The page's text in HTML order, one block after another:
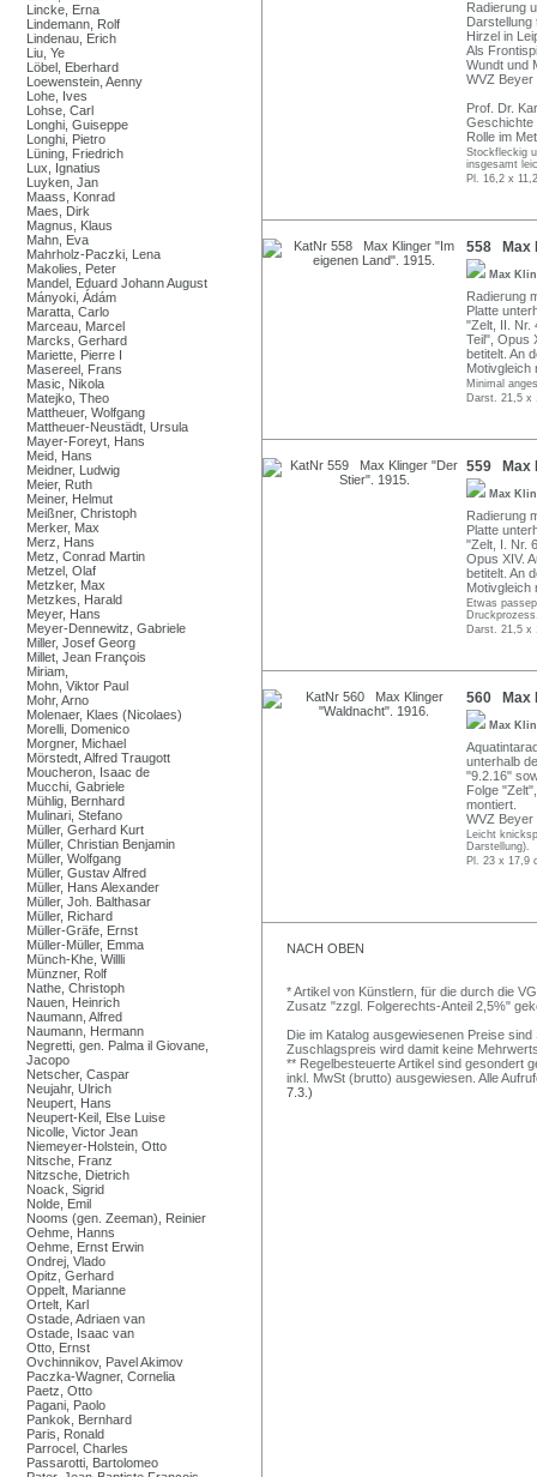
Lincke, Erna
Lindemann, Rolf
Lindenau, Erich
Liu, Ye
Löbel, Eberhard
Loewenstein, Aenny
Lohe, Ives
Lohse, Carl
Longhi, Guiseppe
Longhi, Pietro
Lüning, Friedrich
Lux, Ignatius
Luyken, Jan
Maass, Konrad
Maes, Dirk
Magnus, Klaus
Mahn, Eva
Mahrholz-Paczki, Lena
Makolies, Peter
Mandel, Eduard Johann August
Mányoki, Ádám
Maratta, Carlo
Marceau, Marcel
Marcks, Gerhard
Mariette, Pierre I
Masereel, Frans
Masic, Nikola
Matejko, Theo
Mattheuer, Wolfgang
Mattheuer-Neustädt, Ursula
Mayer-Foreyt, Hans
Meid, Hans
Meidner, Ludwig
Meier, Ruth
Meiner, Helmut
Meißner, Christoph
Merker, Max
Merz, Hans
Metz, Conrad Martin
Metzel, Olaf
Metzker, Max
Metzkes, Harald
Meyer, Hans
Meyer-Dennewitz, Gabriele
Miller, Josef Georg
Millet, Jean François
Miriam,
Mohn, Viktor Paul
Mohr, Arno
Molenaer, Klaes (Nicolaes)
Morelli, Domenico
Morgner, Michael
Mörstedt, Alfred Traugott
Moucheron, Isaac de
Mucchi, Gabriele
Mühlig, Bernhard
Mulinari, Stefano
Müller, Gerhard Kurt
Müller, Christian Benjamin
Müller, Wolfgang
Müller, Gustav Alfred
Müller, Hans Alexander
Müller, Joh. Balthasar
Müller, Richard
Müller-Gräfe, Ernst
Müller-Müller, Emma
Münch-Khe, Willli
Münzner, Rolf
Nathe, Christoph
Nauen, Heinrich
Naumann, Alfred
Naumann, Hermann
Negretti, gen. Palma il Giovane,
Jacopo
Netscher, Caspar
Neujahr, Ulrich
Neupert, Hans
Neupert-Keil, Else Luise
Nicolle, Victor Jean
Niemeyer-Holstein, Otto
Nitsche, Franz
Nitzsche, Dietrich
Noack, Sigrid
Nolde, Emil
Nooms (gen. Zeeman), Reinier
Oehme, Hanns
Oehme, Ernst Erwin
Ondrej, Vlado
Opitz, Gerhard
Oppelt, Marianne
Ortelt, Karl
Ostade, Adriaen van
Ostade, Isaac van
Otto, Ernst
Ovchinnikov, Pavel Akimov
Paczka-Wagner, Cornelia
Paetz, Otto
Pagani, Paolo
Pankok, Bernhard
Paris, Ronald
Parrocel, Charles
Passarotti, Bartolomeo
Radierung
Darstellung
Hirzel in
Als
Wundt und
WVZ Beyer
Prof. Dr.
Geschichte
Rolle im
Stockfleckig
insgesamt
Pl. 16,2 x
558 Max
Max
Radierung
Platte
"Zelt, II. Nr.
Teil", Opus
betitelt. An
Motivgleich
Minimal
Darst. 21,5 x
559 Max
Max
Radierung
Platte
"Zelt, I. Nr.
Opus XIV.
betitelt. An
Motivgleich
Etwas
Darst. 21,5 x
560 Max
Max
unterhalb
"9.2.16"
Folge
montiert.
WVZ Beyer
Leicht
Darstellung).
Pl. 23 x 17,9
NACH OBEN
* Artikel von Künstlern, für die durch die
Zusatz "zzgl. Folgerechts-Anteil 2,5%"
Die im Katalog ausgewiesenen Preise
Zuschlagspreis wird damit keine
** Regelbesteuerte Artikel sind gesondert
inkl. MwSt (brutto) ausgewiesen. Alle
7.3.)